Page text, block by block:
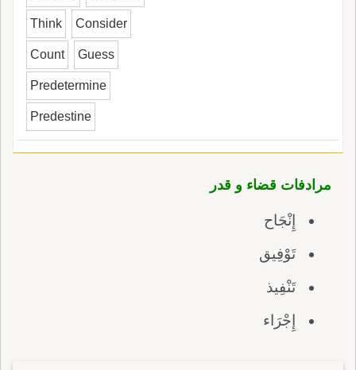
Think Consider
Count Guess
Predetermine
Predestine
مرادفات قضاء و قدر
إِنْجَاح
تَوْفِيق
تَنْفِيذ
إِجْرَاء